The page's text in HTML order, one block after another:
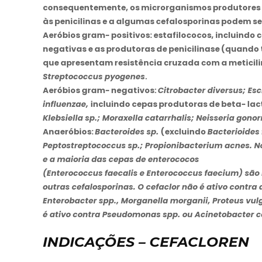
consequentemente, os microrganismos
às penicilinas e a algumas cefalosporinas podem
Aeróbios gram- positivos: estafilococos, incluindo
negativas e as produtoras de penicilinase
que apresentam resistência cruzada com a
Streptococcus pyogenes.
Aeróbios gram- negativos:Citrobacter diversus;
influenzae, incluindo cepas produtoras de beta-
Klebsiella sp.; Moraxella catarrhalis; Neisseria
Anaeróbios:Bacteroides sp. (excluindo
Peptostreptococcus sp.; Propionibacterium acnes.
e a maioria das cepas de enterococos
(Enterococcus faecalis eEnterococcus faecium)
outras cefalosporinas. O cefaclor não é ativo contra
Enterobacter spp., Morganella morganii, Proteus
é ativo contraPseudomonas spp. ouAcinetobacter
INDICAÇÕES – CEFACLOREN